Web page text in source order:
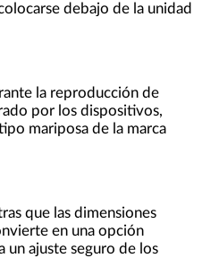
debajo de la unidad
la reproducción de
por los dispositivos,
mariposa de la marca
que las dimensiones
en una opción
un ajuste seguro de los